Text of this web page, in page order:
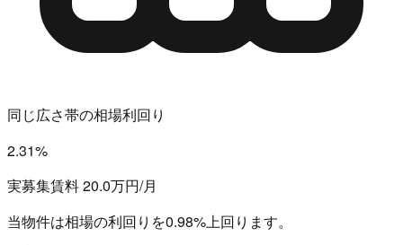
同じ広さ帯の相場利回り
2.31%
実募集賃料 20.0万円/月
当物件は相場の利回りを0.98%上回ります。